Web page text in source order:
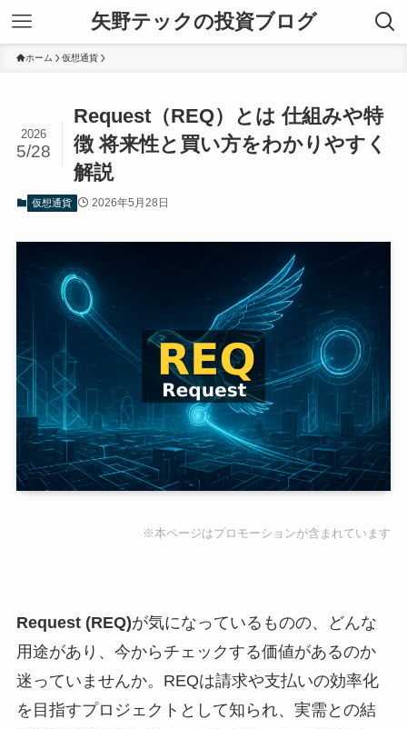
矢野テックの投資ブログ
ホーム 仮想通貨
Request（REQ）とは 仕組みや特
徴 将来性と買い方をわかりやすく
解説
2026
5/28
仮想通貨 2026年5月28日
※本ページはプロモーションが含まれています
Request (REQ)が気になっているものの、どんな
用途があり、今からチェックする価値があるのか
迷っていませんか。REQは請求や支払いの効率化
を目指すプロジェクトとして知られ、実需との結